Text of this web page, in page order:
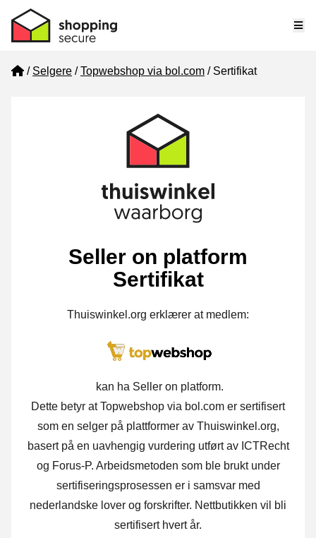
Home
Selgere Topwebshop via bol.com Sertifikat
Seller on platform
Sertifikat
Thuiswinkel.org erklærer at medlem:
kan ha Seller on platform.
Dette betyr at Topwebshop via bol.com er sertifisert
som en selger på plattformer av Thuiswinkel.org,
basert på en uavhengig vurdering utført av ICTRecht
og Forus-P. Arbeidsmetoden som ble brukt under
sertifiseringsprosessen er i samsvar med
nederlandske lover og forskrifter. Nettbutikken vil bli
sertifisert hvert år.